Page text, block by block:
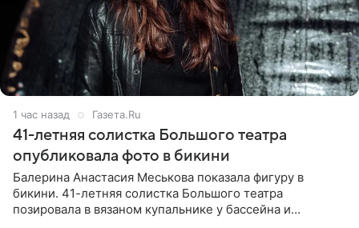
1 час назад Газета.Ru
41-летняя солистка Большого театра
опубликовала фото в бикини
Балерина Анастасия Меськова показала фигуру в
бикини. 41-летняя солистка Большого театра
позировала в вязаном купальнике у бассейна и